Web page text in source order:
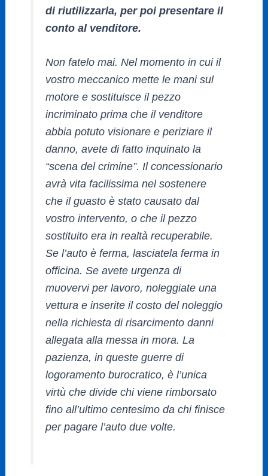
di riutilizzarla, per poi presentare il
conto al venditore.
Non fatelo mai. Nel momento in cui il
vostro meccanico mette le mani sul
motore e sostituisce il pezzo
incriminato prima che il venditore
abbia potuto visionare e periziare il
danno, avete di fatto inquinato la
“scena del crimine”. Il concessionario
avrà vita facilissima nel sostenere
che il guasto è stato causato dal
vostro intervento, o che il pezzo
sostituito era in realtà recuperabile.
Se l’auto è ferma, lasciatela ferma in
officina. Se avete urgenza di
muovervi per lavoro, noleggiate una
vettura e inserite il costo del noleggio
nella richiesta di risarcimento danni
allegata alla messa in mora. La
pazienza, in queste guerre di
logoramento burocratico, è l’unica
virtù che divide chi viene rimborsato
fino all’ultimo centesimo da chi finisce
per pagare l’auto due volte.